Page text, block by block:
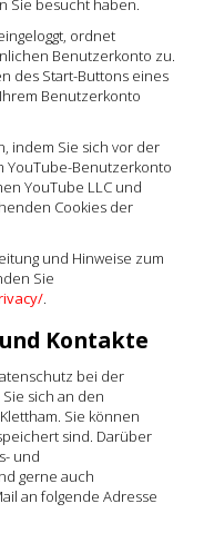
Sie besucht haben.
ordnet
Benutzerkonto zu.
des Start-Buttons eines
Benutzerkonto
indem Sie sich vor der
YouTube-Benutzerkonto
YouTube LLC und
Cookies der
und Hinweise zum
Sie
.
Kontakte
bei der
sich an den
Sie können
sind. Darüber
und
gerne auch
an folgende Adresse